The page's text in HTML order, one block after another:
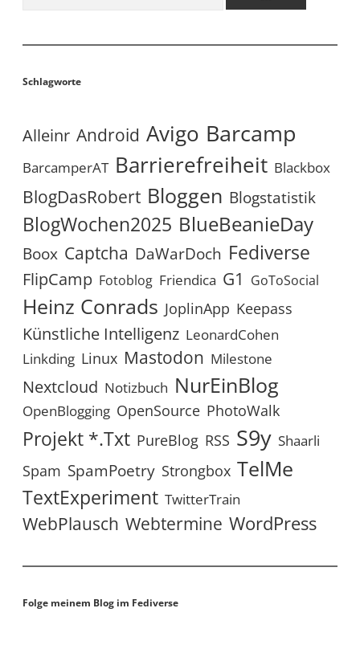
Schlagworte
Alleinr Android Avigo Barcamp
BarcamperAT Barrierefreiheit Blackbox
BlogDasRobert Bloggen Blogstatistik
BlogWochen2025 BlueBeanieDay
Boox Captcha DaWarDoch Fediverse
FlipCamp Fotoblog Friendica G1 GoToSocial
Heinz Conrads JoplinApp Keepass
Künstliche Intelligenz LeonardCohen
Linkding Linux Mastodon Milestone
Nextcloud Notizbuch NurEinBlog
OpenBlogging OpenSource PhotoWalk
Projekt *.txt PureBlog RSS S9y Shaarli
Spam SpamPoetry Strongbox TelMe
TextExperiment TwitterTrain
WebPlausch Webtermine WordPress
Folge meinem Blog im Fediverse